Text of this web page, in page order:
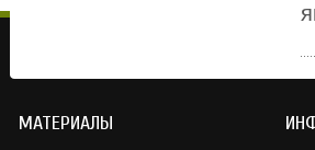
МАТЕРИАЛЫ